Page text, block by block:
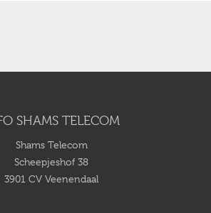
SHAMS TELECOM
Shams Telecom
Scheepjeshof 38
3901 CV Veenendaal